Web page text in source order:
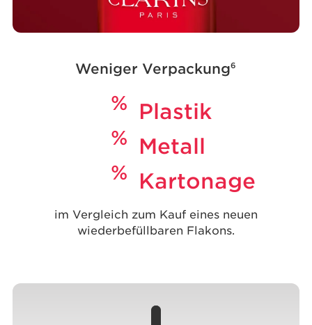
Weniger Verpackung6
% Plastik
% Metall
% Kartonage
im Vergleich zum Kauf eines neuen
wiederbefüllbaren Flakons.